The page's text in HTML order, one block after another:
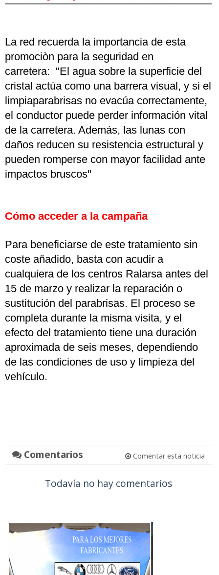
La red recuerda la importancia de esta
promociòn para la seguridad en
carretera: "El agua sobre la superficie del
cristal actúa como una barrera visual, y si el
limpiaparabrisas no evacúa correctamente,
el conductor puede perder información vital
de la carretera. Además, las lunas con
daños reducen su resistencia estructural y
pueden romperse con mayor facilidad ante
impactos bruscos"
Cómo acceder a la campaña
Para beneficiarse de este tratamiento sin
coste añadido, basta con acudir a
cualquiera de los centros Ralarsa antes del
15 de marzo y realizar la reparación o
sustitución del parabrisas. El proceso se
completa durante la misma visita, y el
efecto del tratamiento tiene una duración
aproximada de seis meses, dependiendo
de las condiciones de uso y limpieza del
vehículo.
Comentarios Comentar esta noticia
Todavía no hay comentarios